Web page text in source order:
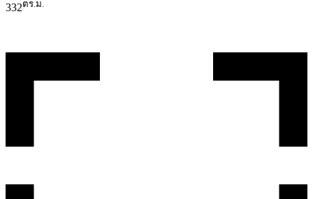
332ตร.ม.